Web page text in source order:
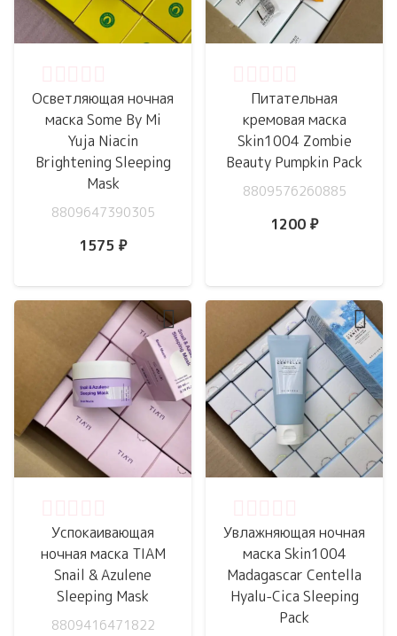
Осветляющая ночная
маска Some By Mi
Yuja Niacin
Brightening Sleeping
Mask
8809647390305
1575 ₽
Питательная
кремовая маска
Skin1004 Zombie
Beauty Pumpkin Pack
8809576260885
1200 ₽
Успокаивающая
ночная маска TIAM
Snail & Azulene
Sleeping Mask
8809416471822
Увлажняющая ночная
маска Skin1004
Madagascar Centella
Hyalu-Cica Sleeping
Pack